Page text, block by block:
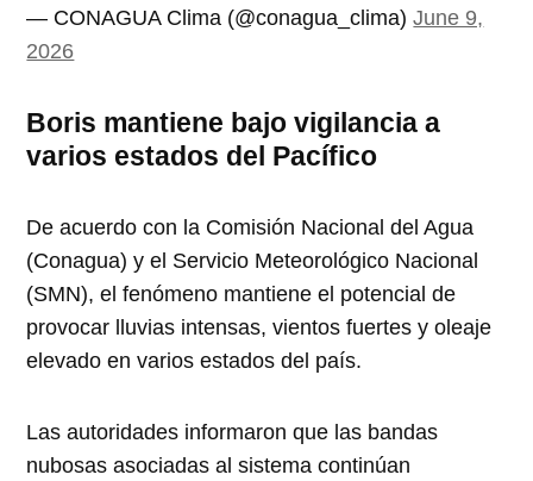
— CONAGUA Clima (@conagua_clima)June 9,
2026
Boris mantiene bajo vigilancia a
varios estados del Pacífico
De acuerdo con la Comisión Nacional del Agua
(Conagua) y el Servicio Meteorológico Nacional
(SMN), el fenómeno mantiene el potencial de
provocar lluvias intensas, vientos fuertes y oleaje
elevado en varios estados del país.
Las autoridades informaron que las bandas
nubosas asociadas al sistema continúan